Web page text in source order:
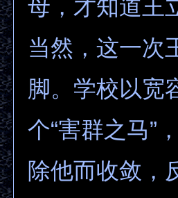
母，才知道王
当然，这一次
脚。学校以宽
个“害群之马”
除他而收敛，